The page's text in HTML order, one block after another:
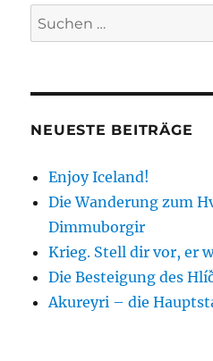
Suchen
nach:
NEUESTE BEITRÄGE
Enjoy Iceland!
Die Wanderung zum
Dimmuborgir
Krieg. Stell dir vor, er
Die Besteigung des
Akureyri – die